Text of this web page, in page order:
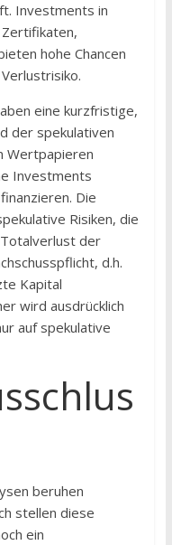
Investments in
Zertifikaten,
hohe Chancen
eine kurzfristige,
der spekulativen
Wertpapieren
Investments
Die
Risiken, die
der
d.h.
Kapital
wird ausdrücklich
auf spekulative
beruhen
stellen diese
ein